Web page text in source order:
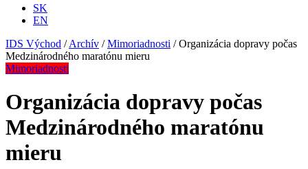
SK
EN
IDS Východ /Archív /Mimoriadnosti /Organizácia dopravy počas
Medzinárodného maratónu mieru
Mimoriadnosti
Organizácia dopravy počas
Medzinárodného maratónu
mieru